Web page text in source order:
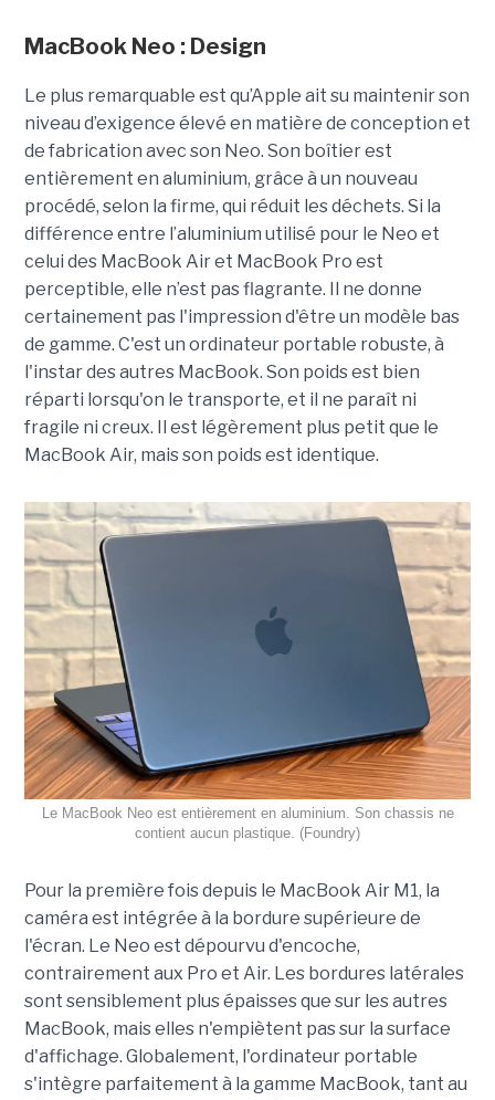
MacBook Neo : Design
Le plus remarquable est qu’Apple ait su maintenir son
niveau d’exigence élevé en matière de conception et
de fabrication avec son Neo. Son boîtier est
entièrement en aluminium, grâce à un nouveau
procédé, selon la firme, qui réduit les déchets. Si la
différence entre l’aluminium utilisé pour le Neo et
celui des MacBook Air et MacBook Pro est
perceptible, elle n’est pas flagrante. Il ne donne
certainement pas l'impression d'être un modèle bas
de gamme. C'est un ordinateur portable robuste, à
l'instar des autres MacBook. Son poids est bien
réparti lorsqu'on le transporte, et il ne paraît ni
fragile ni creux. Il est légèrement plus petit que le
MacBook Air, mais son poids est identique.
Le MacBook Neo est entièrement en aluminium. Son chassis ne
contient aucun plastique. (Foundry)
Pour la première fois depuis le MacBook Air M1, la
caméra est intégrée à la bordure supérieure de
l'écran. Le Neo est dépourvu d'encoche,
contrairement aux Pro et Air. Les bordures latérales
sont sensiblement plus épaisses que sur les autres
MacBook, mais elles n'empiètent pas sur la surface
d'affichage. Globalement, l'ordinateur portable
s'intègre parfaitement à la gamme MacBook, tant au